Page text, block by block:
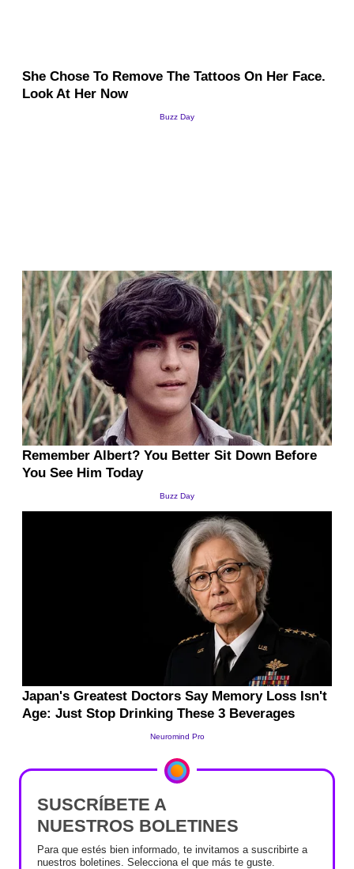
SUSCRÍBETE A
NUESTROS BOLETINES
Para que estés bien informado, te invitamos a suscribirte a
nuestros boletines. Selecciona el que más te guste.